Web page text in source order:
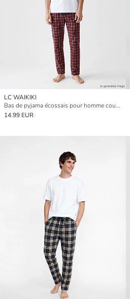
LC WAIKIKI
Bas de pyjama écossais pour homme coupe régulière
14.99 EUR